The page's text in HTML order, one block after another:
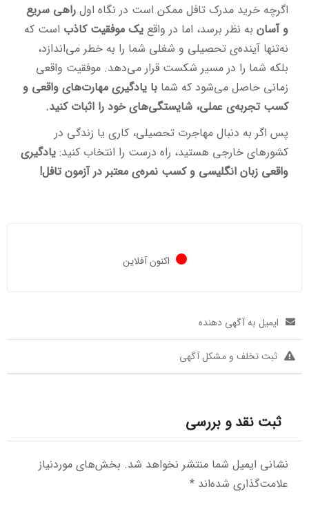
اگرچه خرید مدرک تافل ممکن است در نگاه اول راهی سریع
و آسان به نظر برسد، اما در واقع یک موفقیت کاذب است که
نه‌تنها آینده‌ی تحصیلی و شغلی شما را به خطر می‌اندازد،
بلکه شما را در مسیر شکست قرار می‌دهد. موفقیت واقعی
زمانی حاصل می‌شود که شما با یادگیری مهارت‌های واقعی و
کسب تجربه‌ی عملی، شایستگی‌های خود را اثبات کنید.
پس اگر به دنبال مهاجرت تحصیلی، کاری یا زندگی در
کشورهای خارجی هستید، راه درست را انتخاب کنید: یادگیری
واقعی زبان انگلیسی و کسب نمره‌ی معتبر در آزمون تافل!
اکنون آفلاین
ایمیل به آگهی دهنده
ثبت تخلف و مشکل آگهی
ثبت نقد و بررسی
نشانی ایمیل شما منتشر نخواهد شد. بخش‌های موردنیاز
علامت‌گذاری شده‌اند *